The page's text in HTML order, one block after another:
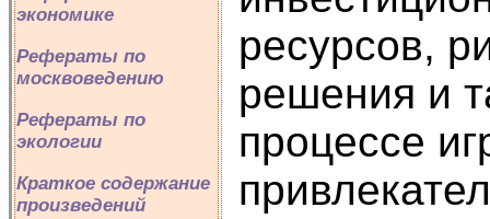
экономике
Рефераты по
москвоведению
Рефераты по
экологии
Краткое содержание
произведений
ресурсов,
решения и
процессе